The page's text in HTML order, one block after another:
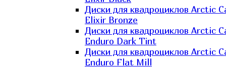
Диски для квадроциклов Arctic
Elixir Bronze
Диски для квадроциклов Arctic
Enduro Dark Tint
Диски для квадроциклов Arctic
Enduro Flat Mill